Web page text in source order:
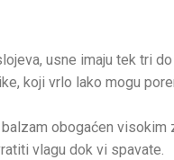
usne imaju tek tri
koji vrlo lako mogu
obogaćen visokim
vlagu dok vi spavate.